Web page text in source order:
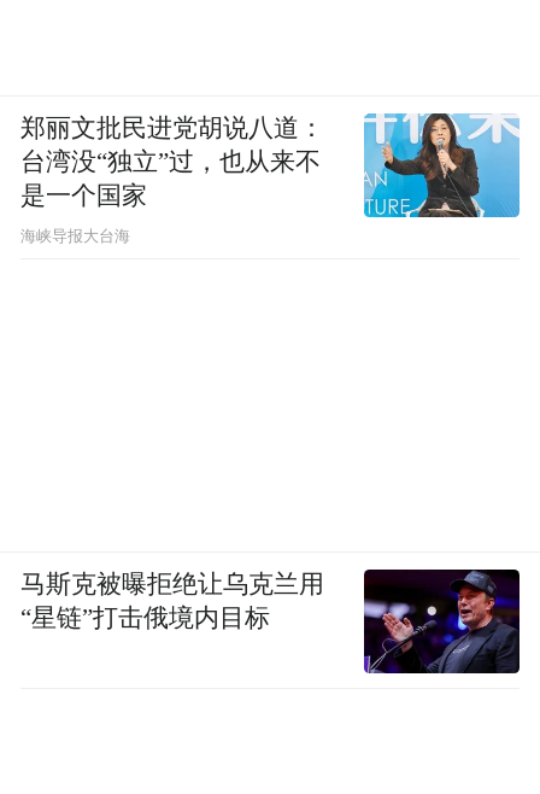
郑丽文批民进党胡说八道：
台湾没“独立”过，也从来不
是一个国家
​海峡导报大台海
马斯克被曝拒绝让乌克兰用
“星链”打击俄境内目标